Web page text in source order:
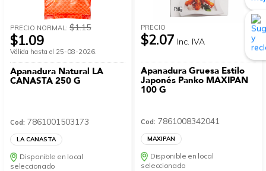
PRECIO NORMAL:$1.15
$1.09
Válida hasta el 25-08-2026.
Apanadura Natural LA
CANASTA 250 G
Cod: 7861001503173
LA CANASTA
Disponible en local
seleccionado
PRECIO
$2.07 Inc. IVA
Apanadura Gruesa Estilo
Japonés Panko MAXIPAN
100 G
Cod: 7861008342041
MAXIPAN
Disponible en local
seleccionado